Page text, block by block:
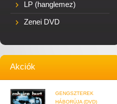
LP (hanglemez)
Zenei DVD
Akciók
GENGSZTEREK
HÁBORÚJA (DVD)